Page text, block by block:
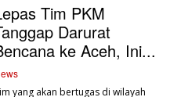
Tim PKM
Darurat
ke Aceh, Ini...
yang akan bertugas di wilayah